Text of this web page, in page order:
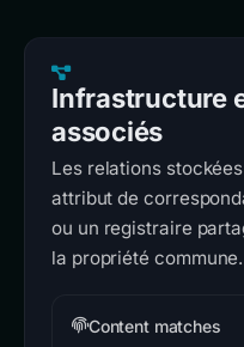
Infrastructure
associés
Les relations
attribut de
ou un registraire
la propriété commune.
Content matches